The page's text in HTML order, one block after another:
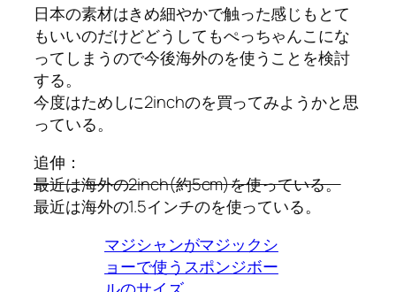
日本の素材はきめ細やかで触った感じもとて
もいいのだけどどうしてもぺっちゃんこにな
ってしまうので今後海外のを使うことを検討
する。
今度はためしに2inchのを買ってみようかと思
っている。
追伸：
最近は海外の2inch(約5cm)を使っている。
最近は海外の1.5インチのを使っている。
マジシャンがマジックシ
ョーで使うスポンジボー